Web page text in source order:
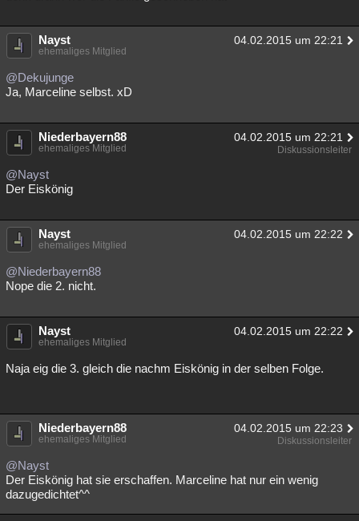
Nayst 04.02.2015 um 22:21
ehemaliges Mitglied
@Dekujunge
Ja, Marceline selbst. xD
Niederbayern88 04.02.2015 um 22:21
ehemaliges Mitglied Diskussionsleiter
@Nayst
Der Eiskönig
Nayst 04.02.2015 um 22:22
ehemaliges Mitglied
@Niederbayern88
Nope die 2. nicht.
Nayst 04.02.2015 um 22:22
ehemaliges Mitglied
Naja eig die 3. gleich die nachm Eiskönig in der selben Folge.
Niederbayern88 04.02.2015 um 22:23
ehemaliges Mitglied Diskussionsleiter
@Nayst
Der Eiskönig hat sie erschaffen. Marceline hat nur ein wenig
dazugedichtet^^